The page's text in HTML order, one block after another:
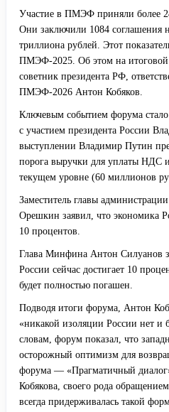
Участие в ПМЭФ приняли более
Они заключили 1084 соглашения
триллиона рублей. Этот
ПМЭФ-2025. Об этом на итоговой
советник президента РФ,
ПМЭФ-2026 Антон Кобяков.
Ключевым событием форума
с участием президента России
выступлении Владимир Путин
порога выручки для уплаты НДС
текущем уровне (60 миллионов
Заместитель главы
Орешкин заявил, что экономика
10 процентов.
Глава Минфина Антон Силуанов
России сейчас достигает 10
будет полностью погашен.
Подводя итоги форума, Антон
«никакой изоляции России нет и
словам, форум показал, что
осторожный оптимизм для
форума — «Прагматичный
Кобякова, своего рода
всегда придерживалась такой